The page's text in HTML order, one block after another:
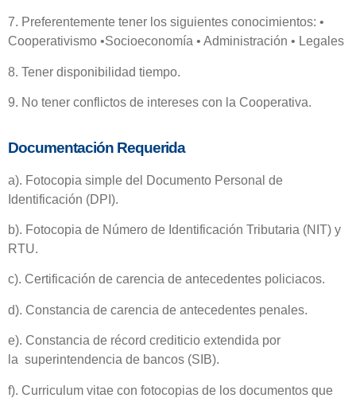
7. Preferentemente tener los siguientes conocimientos: •
Cooperativismo •Socioeconomía • Administración • Legales
8. Tener disponibilidad tiempo.
9. No tener conflictos de intereses con la Cooperativa.
Documentación Requerida
a). Fotocopia simple del Documento Personal de
Identificación (DPI).
b). Fotocopia de Número de Identificación Tributaria (NIT) y
RTU.
c). Certificación de carencia de antecedentes policiacos.
d). Constancia de carencia de antecedentes penales.
e). Constancia de récord crediticio extendida por
la superintendencia de bancos (SIB).
f). Curriculum vitae con fotocopias de los documentos que